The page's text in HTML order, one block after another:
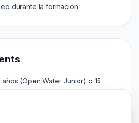
durante la formación
años (Open Water Junior) o 15
completo)
m sin parar (estilo libre, espalda o